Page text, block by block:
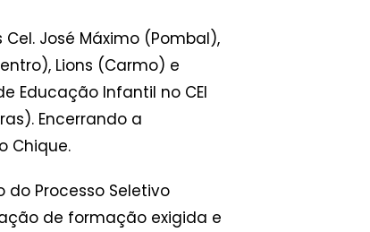
José Máximo (Pombal),
Lions (Carmo) e
Educação Infantil no CEI
Encerrando a
Chique.
Processo Seletivo
de formação exigida e